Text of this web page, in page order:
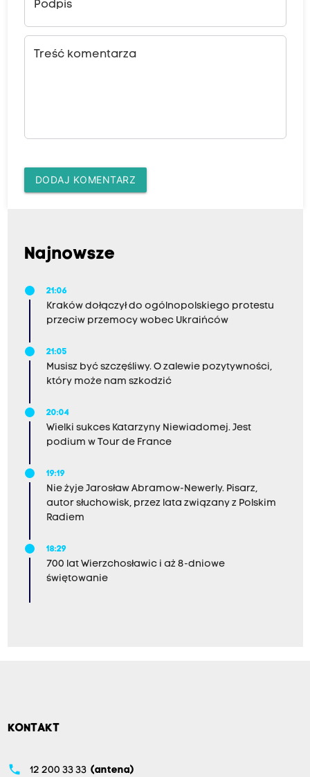
Podpis
Treść komentarza
DODAJ KOMENTARZ
Najnowsze
21:06
Kraków dołączył do ogólnopolskiego protestu
przeciw przemocy wobec Ukraińców
21:05
Musisz być szczęśliwy. O zalewie pozytywności,
który może nam szkodzić
20:04
Wielki sukces Katarzyny Niewiadomej. Jest
podium w Tour de France
19:19
Nie żyje Jarosław Abramow-Newerly. Pisarz,
autor słuchowisk, przez lata związany z Polskim
Radiem
18:29
700 lat Wierzchosławic i aż 8-dniowe
świętowanie
KONTAKT
phone 12 200 33 33 (antena)